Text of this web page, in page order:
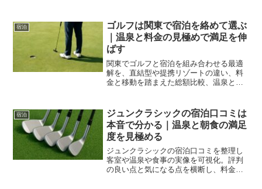
宿泊
ゴルフは関東で宿泊を絡めて選ぶ
｜温泉と料金の見極めで満足を伸
ばす
関東でゴルフと宿泊を組み合わせる最適
解を、直結型や提携リゾートの違い、料
金と移動を踏まえた総額比較、温泉と食
宿泊
ジュンクラシックの宿泊口コミは
本音で分かる｜温泉と朝食の満足
度を見極める
ジュンクラシックの宿泊口コミを整理し
客室や温泉や食事の実像を可視化。評判
の良い点と気になる点を横断し、料金変